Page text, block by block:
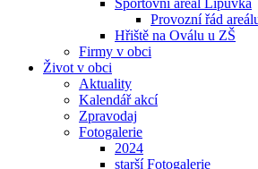
Sportovní areál Lipůvka
Provozní řád
Hřiště na Oválu u ZŠ
Firmy v obci
Život v obci
Aktuality
Kalendář akcí
Zpravodaj
Fotogalerie
2024
starší Fotogalerie